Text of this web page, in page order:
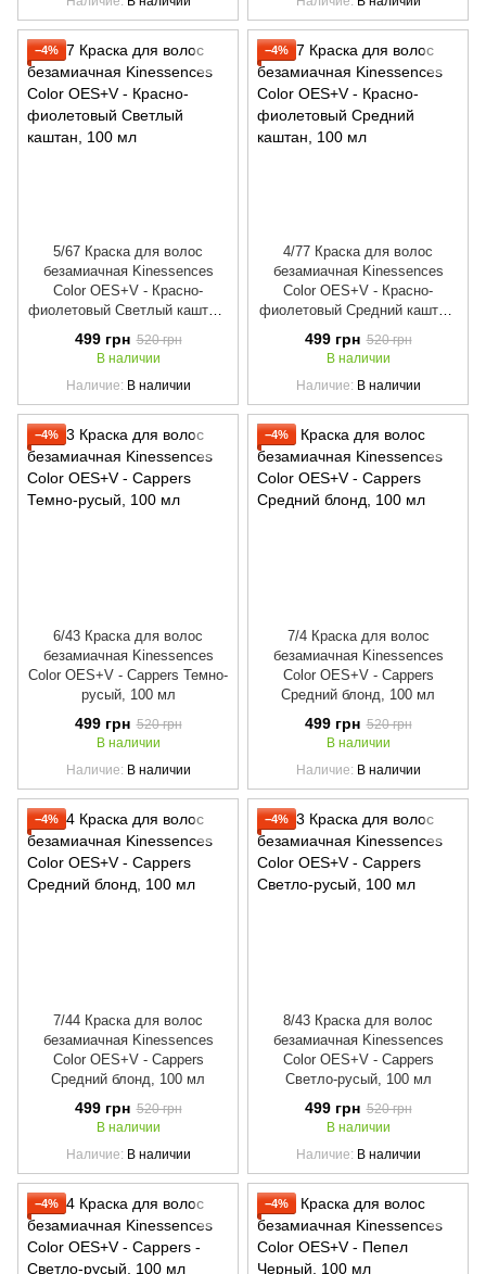
−4%
5/67 Краска для волос
безамиачная Kinessences
Color OES+V - Красно-
фиолетовый Светлый каштан,
499 грн 520 грн
В наличии
Наличие В наличии
−4%
4/77 Краска для волос
безамиачная Kinessences
Color OES+V - Красно-
фиолетовый Средний каштан,
499 грн 520 грн
В наличии
Наличие В наличии
−4%
6/43 Краска для волос
безамиачная Kinessences
Color OES+V - Cappers Темно-
русый, 100 мл
499 грн 520 грн
В наличии
Наличие В наличии
−4%
7/4 Краска для волос
безамиачная Kinessences
Color OES+V - Cappers
Средний блонд, 100 мл
499 грн 520 грн
В наличии
Наличие В наличии
−4%
7/44 Краска для волос
безамиачная Kinessences
Color OES+V - Cappers
Средний блонд, 100 мл
499 грн 520 грн
В наличии
Наличие В наличии
−4%
8/43 Краска для волос
безамиачная Kinessences
Color OES+V - Cappers
Светло-русый, 100 мл
499 грн 520 грн
В наличии
Наличие В наличии
−4% −4%